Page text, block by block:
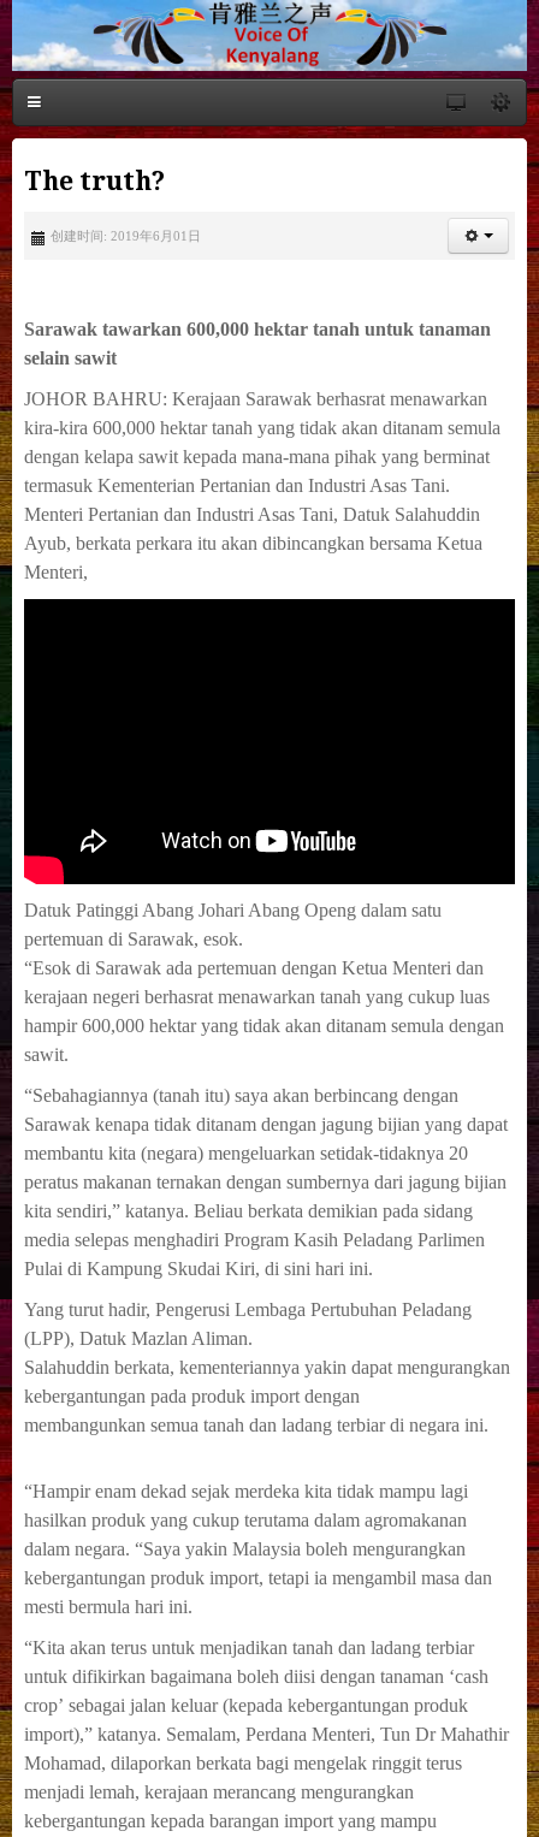
The truth?
创建时间: 2019年6月01日
Sarawak tawarkan 600,000 hektar tanah untuk tanaman
selain sawit
JOHOR BAHRU: Kerajaan Sarawak berhasrat menawarkan
kira-kira 600,000 hektar tanah yang tidak akan ditanam semula
dengan kelapa sawit kepada mana-mana pihak yang berminat
termasuk Kementerian Pertanian dan Industri Asas Tani.
Menteri Pertanian dan Industri Asas Tani, Datuk Salahuddin
Ayub, berkata perkara itu akan dibincangkan bersama Ketua
Menteri,
Datuk Patinggi Abang Johari Abang Openg dalam satu
pertemuan di Sarawak, esok.
“Esok di Sarawak ada pertemuan dengan Ketua Menteri dan
kerajaan negeri berhasrat menawarkan tanah yang cukup luas
hampir 600,000 hektar yang tidak akan ditanam semula dengan
sawit.
“Sebahagiannya (tanah itu) saya akan berbincang dengan
Sarawak kenapa tidak ditanam dengan jagung bijian yang dapat
membantu kita (negara) mengeluarkan setidak-tidaknya 20
peratus makanan ternakan dengan sumbernya dari jagung bijian
kita sendiri,” katanya. Beliau berkata demikian pada sidang
media selepas menghadiri Program Kasih Peladang Parlimen
Pulai di Kampung Skudai Kiri, di sini hari ini.
Yang turut hadir, Pengerusi Lembaga Pertubuhan Peladang
(LPP), Datuk Mazlan Aliman.
Salahuddin berkata, kementeriannya yakin dapat mengurangkan
kebergantungan pada produk import dengan
membangunkan semua tanah dan ladang terbiar di negara ini.
“Hampir enam dekad sejak merdeka kita tidak mampu lagi
hasilkan produk yang cukup terutama dalam agromakanan
dalam negara. “Saya yakin Malaysia boleh mengurangkan
kebergantungan produk import, tetapi ia mengambil masa dan
mesti bermula hari ini.
“Kita akan terus untuk menjadikan tanah dan ladang terbiar
untuk difikirkan bagaimana boleh diisi dengan tanaman ‘cash
crop’ sebagai jalan keluar (kepada kebergantungan produk
import),” katanya. Semalam, Perdana Menteri, Tun Dr Mahathir
Mohamad, dilaporkan berkata bagi mengelak ringgit terus
menjadi lemah, kerajaan merancang mengurangkan
kebergantungan kepada barangan import yang mampu